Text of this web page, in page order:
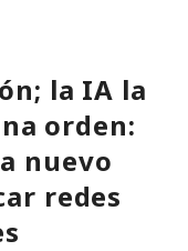
la IA la
orden:
nuevo
redes